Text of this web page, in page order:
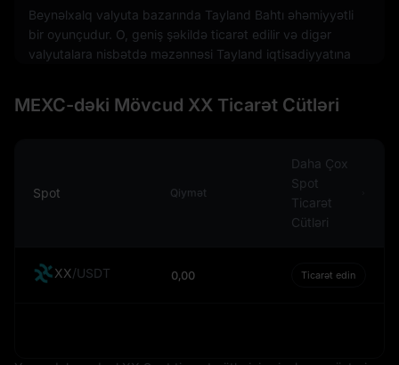
Beynəlxalq valyuta bazarında Tayland Bahtı əhəmiyyətli
bir oyunçudur. O, geniş şəkildə ticarət edilir və digər
valyutalara nisbətdə məzənnəsi Tayland iqtisadiyyatına
dünya bazarındakı rəqabətqabiliyyətini təsir edə bilər,
Fiat valyuta olmasına baxmayaraq, yəni qızıl və ya
gümüş kimi fiziki əmtəə ilə dəstəklənmədiyinə görə,
Tayland Bahtının dəyəri ümumiyyətlə sabitdir. Bu
sektorlarda, o cümlədən turizm, istehsal və kənd
təsərrüfatı sahələrində diversifikasiya olunmuş
MEXC-dəki Mövcud XX Ticarət Cütləri
Spot Qiymət
Daha Çox
Spot
Ticarət
Cütləri
XX/USDT 0,00 Ticarət edin